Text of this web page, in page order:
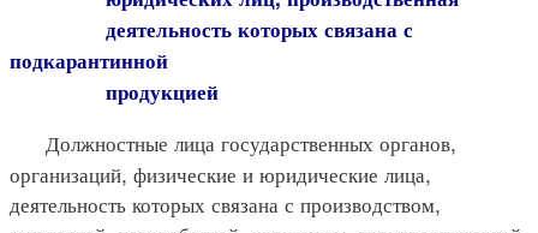
деятельность которых связана с
подкарантинной
продукцией
Должностные лица государственных органов,
организаций, физические и юридические лица,
деятельность которых связана с производством,